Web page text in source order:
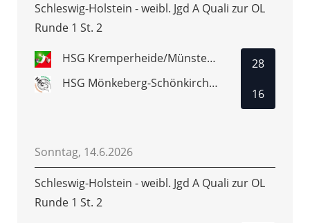
Schleswig-Holstein - weibl. Jgd A Quali zur OL
Runde 1 St. 2
HSG Kremperheide/Münsterdorf
HSG Mönkeberg-Schönkirchen
28
16
Sonntag, 14.6.2026
Schleswig-Holstein - weibl. Jgd A Quali zur OL
Runde 1 St. 2